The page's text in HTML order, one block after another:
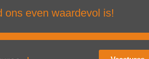
ons even waardevol is!